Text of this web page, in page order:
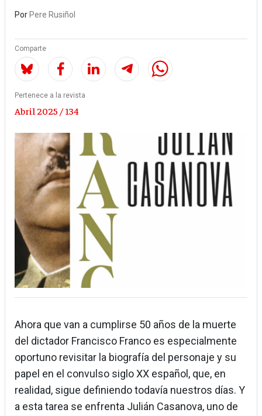
Por Pere Rusiñol
Comparte
Pertenece a la revista
Abril 2025 / 134
Ahora que van a cumplirse 50 años de la muerte
del dictador Francisco Franco es especialmente
oportuno revisitar la biografía del personaje y su
papel en el convulso siglo XX español, que, en
realidad, sigue definiendo todavía nuestros días. Y
a esta tarea se enfrenta Julián Casanova, uno de